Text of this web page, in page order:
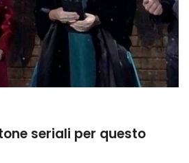
seriali per questo